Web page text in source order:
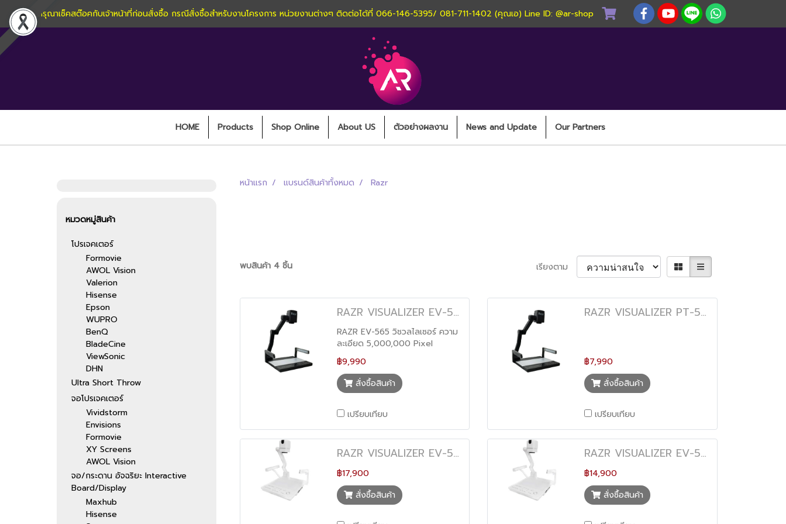
กรุณาเช็คสต๊อคกับเจ้าหน้าที่ก่อนสั่งซื้อ กรณีสั่งซื้อสำหรับงานโครงการ หน่วยงานต่างๆ ติดต่อได้ที่ 066-146-5395/ 081-711-1402 (คุณเอ) Line ID: @ar-shop
HOME Products Shop Online About US ตัวอย่างผลงาน News and Update Our Partners
หน้าแรก แบรนด์สินค้าทั้งหมด Razr
พบสินค้า 4 ชิ้น เรียงตาม
RAZR VISUALIZER EV-565
RAZR EV-565 วิชวลไลเซอร์ ความ
ละเอียด 5,000,000 Pixel
Optical Zoom 22x Digital
Zoom 16x
฿9,990
สั่งซื้อสินค้า
เปรียบเทียบ
RAZR VISUALIZER PT-545
฿7,990
สั่งซื้อสินค้า
เปรียบเทียบ
RAZR VISUALIZER EV-590X
฿17,900
สั่งซื้อสินค้า
RAZR VISUALIZER EV-590
฿14,900
สั่งซื้อสินค้า
หมวดหมู่สินค้า
โปรเจคเตอร์
Formovie
AWOL Vision
Valerion
Hisense
Epson
WUPRO
BenQ
BladeCine
ViewSonic
DHN
Ultra Short Throw
จอโปรเจคเตอร์
Vividstorm
Envisions
Formovie
XY Screens
AWOL Vision
จอ/กระดาน อัจฉริยะ Interactive
Board/Display
Maxhub
Hisense